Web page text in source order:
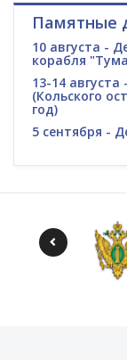
Памятные
10 августа -
корабля
13-14
(Кольского
год)
5 сентября -